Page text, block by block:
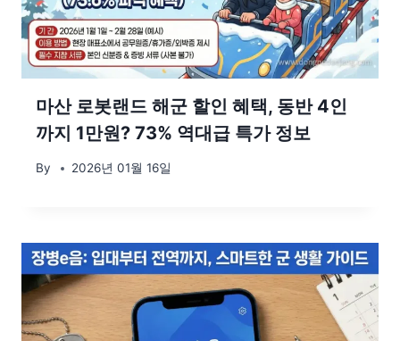
마산 로봇랜드 해군 할인 혜택, 동반 4인
까지 1만원? 73% 역대급 특가 정보
By 2026년 01월 16일